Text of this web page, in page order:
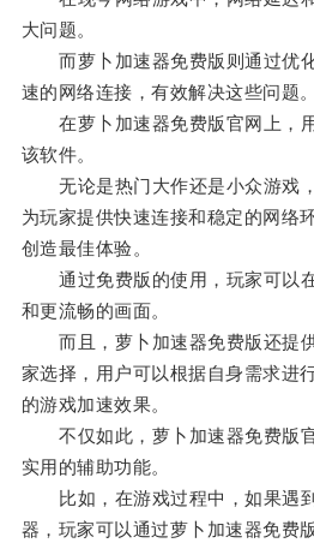
大问题。
而萝卜加速器免费版则通过优
速的网络连接，有效解决这些问题。
在萝卜加速器免费版官网上，
该软件。
无论是热门大作还是小众游戏
为玩家提供快速连接和稳定的网络
创造最佳体验。
通过免费版的使用，玩家可以
和更流畅的画面。
而且，萝卜加速器免费版还提
家选择，用户可以根据自身需求进
的游戏加速效果。
不仅如此，萝卜加速器免费版
实用的辅助功能。
比如，在游戏过程中，如果遇
器，玩家可以通过萝卜加速器免费